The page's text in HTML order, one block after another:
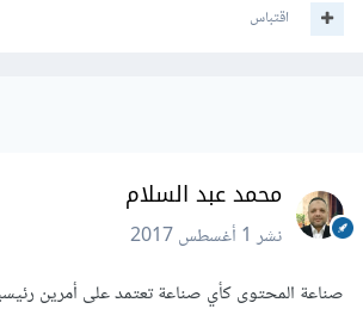
اقتباس
محمد عبد السلام
نشر1 أغسطس 2017
صناعة المحتوى كأي صناعة تعتمد على أمرين